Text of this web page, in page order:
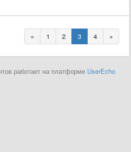
« 1 2 3 4 »
работает на платформе UserEcho